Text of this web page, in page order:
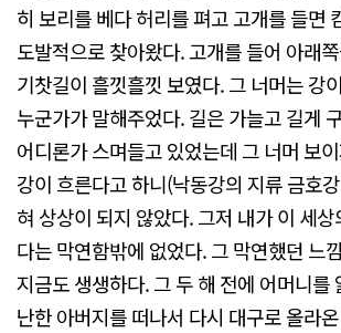
히 보리를 베다 허리를 펴고 고개를 들면
도발적으로 찾아왔다. 고개를 들어 아래
기찻길이 흘낏흘낏 보였다. 그 너머는 강
누군가가 말해주었다. 길은 가늘고 길게
어디론가 스며들고 있었는데 그 너머 보
강이 흐른다고 하니(낙동강의 지류 금호
혀 상상이 되지 않았다. 그저 내가 이 세
다는 막연함밖에 없었다. 그 막연했던 느
지금도 생생하다. 그 두 해 전에 어머니를
난한 아버지를 떠나서 다시 대구로 올라